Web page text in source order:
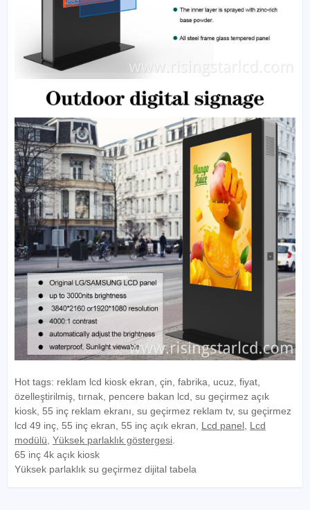
Hot tags: reklam lcd kiosk ekran, çin, fabrika, ucuz, fiyat,
özelleştirilmiş, tırnak, pencere bakan lcd, su geçirmez açık
kiosk, 55 inç reklam ekranı, su geçirmez reklam tv, su geçirmez
lcd 49 inç, 55 inç ekran, 55 inç açık ekran
Lcd panel Lcd
modülü Yüksek parlaklık göstergesi
65 inç 4k açık kiosk
Yüksek parlaklık su geçirmez dijital tabela